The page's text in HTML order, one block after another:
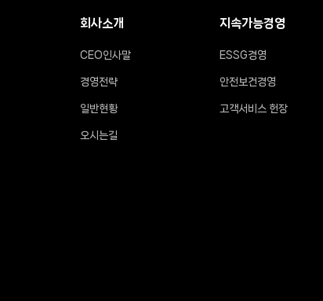
회사소개
CEO인사말
경영전략
일반현황
오시는길
지속가능경영
ESSG경영
안전보건경영
고객서비스 헌장